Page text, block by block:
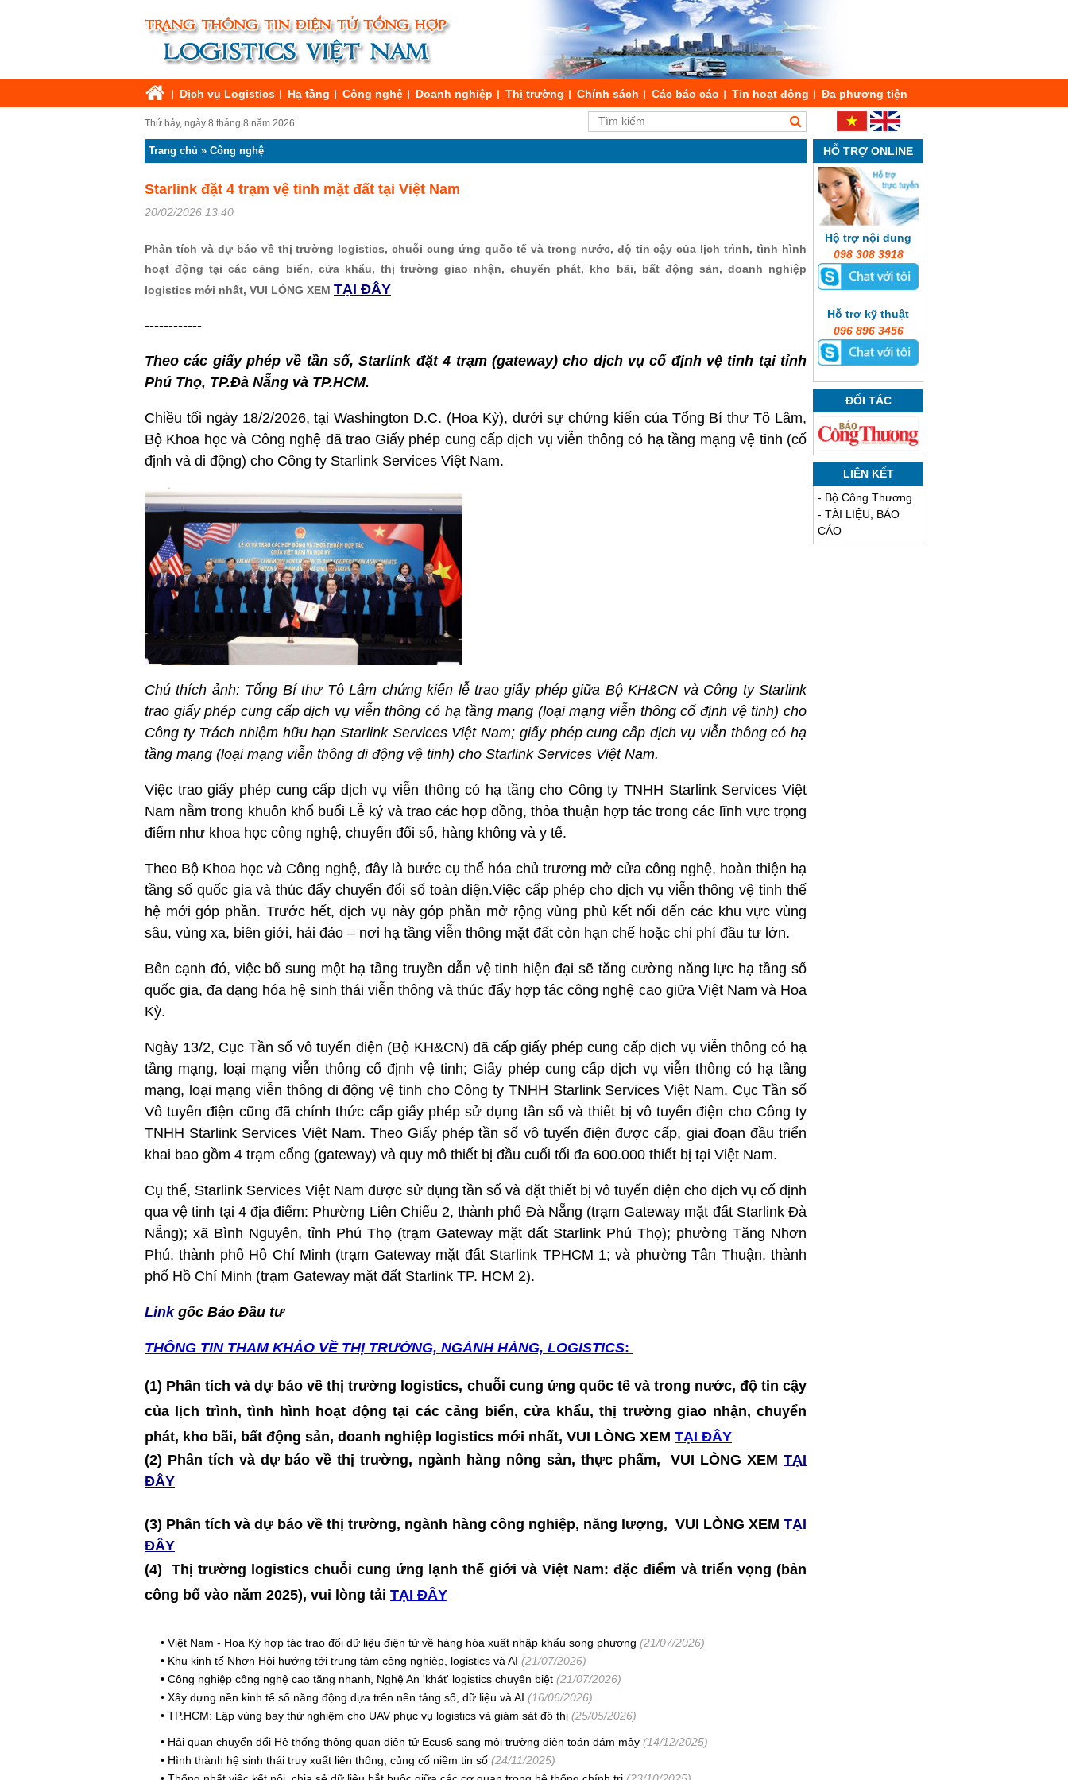
Dịch vụ Logistics Hạ tầng Công nghệ Doanh nghiệp Thị trường Chính sách Các báo cáo Tin hoạt động Đa phương tiện
Thứ bảy, ngày 8 tháng 8 năm 2026
Trang chủ » Công nghệ
Starlink đặt 4 trạm vệ tinh mặt đất tại Việt Nam
20/02/2026 13:40
Phân tích và dự báo về thị trường logistics, chuỗi cung ứng quốc tế và trong nước, độ tin cậy của lịch trình, tình hình
hoạt động tại các cảng biển, cửa khẩu, thị trường giao nhận, chuyển phát, kho bãi, bất động sản, doanh nghiệp
logistics mới nhất, VUI LÒNG XEM TẠI ĐÂY
------------
Theo các giấy phép về tần số, Starlink đặt 4 trạm (gateway) cho dịch vụ cố định vệ tinh tại tỉnh
Phú Thọ, TP.Đà Nẵng và TP.HCM.
Chiều tối ngày 18/2/2026, tại Washington D.C. (Hoa Kỳ), dưới sự chứng kiến của Tổng Bí thư Tô Lâm,
Bộ Khoa học và Công nghệ đã trao Giấy phép cung cấp dịch vụ viễn thông có hạ tầng mạng vệ tinh (cố
định và di động) cho Công ty Starlink Services Việt Nam.
Chú thích ảnh: Tổng Bí thư Tô Lâm chứng kiến lễ trao giấy phép giữa Bộ KH&CN và Công ty Starlink
trao giấy phép cung cấp dịch vụ viễn thông có hạ tầng mạng (loại mạng viễn thông cố định vệ tinh) cho
Công ty Trách nhiệm hữu hạn Starlink Services Việt Nam; giấy phép cung cấp dịch vụ viễn thông có hạ
tầng mạng (loại mạng viễn thông di động vệ tinh) cho Starlink Services Việt Nam.
Việc trao giấy phép cung cấp dịch vụ viễn thông có hạ tầng cho Công ty TNHH Starlink Services Việt
Nam nằm trong khuôn khổ buổi Lễ ký và trao các hợp đồng, thỏa thuận hợp tác trong các lĩnh vực trọng
điểm như khoa học công nghệ, chuyển đổi số, hàng không và y tế.
Theo Bộ Khoa học và Công nghệ, đây là bước cụ thể hóa chủ trương mở cửa công nghệ, hoàn thiện hạ
tầng số quốc gia và thúc đẩy chuyển đổi số toàn diện.Việc cấp phép cho dịch vụ viễn thông vệ tinh thế
hệ mới góp phần. Trước hết, dịch vụ này góp phần mở rộng vùng phủ kết nối đến các khu vực vùng
sâu, vùng xa, biên giới, hải đảo – nơi hạ tầng viễn thông mặt đất còn hạn chế hoặc chi phí đầu tư lớn.
Bên cạnh đó, việc bổ sung một hạ tầng truyền dẫn vệ tinh hiện đại sẽ tăng cường năng lực hạ tầng số
quốc gia, đa dạng hóa hệ sinh thái viễn thông và thúc đẩy hợp tác công nghệ cao giữa Việt Nam và Hoa
Kỳ.
Ngày 13/2, Cục Tần số vô tuyến điện (Bộ KH&CN) đã cấp giấy phép cung cấp dịch vụ viễn thông có hạ
tầng mạng, loại mạng viễn thông cố định vệ tinh; Giấy phép cung cấp dịch vụ viễn thông có hạ tầng
mạng, loại mạng viễn thông di động vệ tinh cho Công ty TNHH Starlink Services Việt Nam. Cục Tần số
Vô tuyến điện cũng đã chính thức cấp giấy phép sử dụng tần số và thiết bị vô tuyến điện cho Công ty
TNHH Starlink Services Việt Nam. Theo Giấy phép tần số vô tuyến điện được cấp, giai đoạn đầu triển
khai bao gồm 4 trạm cổng (gateway) và quy mô thiết bị đầu cuối tối đa 600.000 thiết bị tại Việt Nam.
Cụ thể, Starlink Services Việt Nam được sử dụng tần số và đặt thiết bị vô tuyến điện cho dịch vụ cố định
qua vệ tinh tại 4 địa điểm: Phường Liên Chiểu 2, thành phố Đà Nẵng (trạm Gateway mặt đất Starlink Đà
Nẵng); xã Bình Nguyên, tỉnh Phú Thọ (trạm Gateway mặt đất Starlink Phú Thọ); phường Tăng Nhơn
Phú, thành phố Hồ Chí Minh (trạm Gateway mặt đất Starlink TPHCM 1; và phường Tân Thuận, thành
phố Hồ Chí Minh (trạm Gateway mặt đất Starlink TP. HCM 2).
Link gốc Báo Đầu tư
THÔNG TIN THAM KHẢO VỀ THỊ TRƯỜNG, NGÀNH HÀNG, LOGISTICS:
(1) Phân tích và dự báo về thị trường logistics, chuỗi cung ứng quốc tế và trong nước, độ tin cậy
của lịch trình, tình hình hoạt động tại các cảng biển, cửa khẩu, thị trường giao nhận, chuyển
phát, kho bãi, bất động sản, doanh nghiệp logistics mới nhất, VUI LÒNG XEM TẠI ĐÂY
(2) Phân tích và dự báo về thị trường, ngành hàng nông sản, thực phẩm, VUI LÒNG XEM TẠI
ĐÂY
(3) Phân tích và dự báo về thị trường, ngành hàng công nghiệp, năng lượng, VUI LÒNG XEM TẠI
ĐÂY
(4)Thị trường logistics chuỗi cung ứng lạnh thế giới và Việt Nam: đặc điểm và triển vọng (bản
công bố vào năm 2025), vui lòng tải TẠI ĐÂY
• Việt Nam - Hoa Kỳ hợp tác trao đổi dữ liệu điện tử về hàng hóa xuất nhập khẩu song phương (21/07/2026)
• Khu kinh tế Nhơn Hội hướng tới trung tâm công nghiệp, logistics và AI (21/07/2026)
• Công nghiệp công nghệ cao tăng nhanh, Nghệ An 'khát' logistics chuyên biệt (21/07/2026)
• Xây dựng nền kinh tế số năng động dựa trên nền tảng số, dữ liệu và AI (16/06/2026)
• TP.HCM: Lập vùng bay thử nghiệm cho UAV phục vụ logistics và giám sát đô thị (25/05/2026)
• Hải quan chuyển đổi Hệ thống thông quan điện tử Ecus6 sang môi trường điện toán đám mây (14/12/2025)
• Hình thành hệ sinh thái truy xuất liên thông, củng cố niềm tin số (24/11/2025)
HỖ TRỢ ONLINE
Hộ trợ nội dung
098 308 3918
Hỗ trợ kỹ thuật
096 896 3456
ĐỐI TÁC
LIÊN KẾT
- Bộ Công Thương
- TÀI LIỆU, BÁO
CÁO